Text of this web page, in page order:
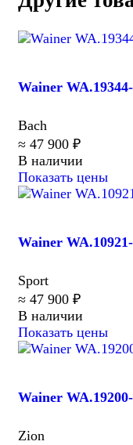
Wainer
Bach
≈ 47 900 ₽
В наличии
Показать цены
Wainer
Sport
≈ 47 900 ₽
В наличии
Показать цены
Wainer
Zion